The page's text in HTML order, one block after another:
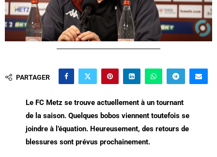
PARTAGER
Le FC Metz se trouve actuellement à un tournant
de la saison. Quelques bobos viennent toutefois se
joindre à l’équation. Heureusement, des retours de
blessures sont prévus prochainement.